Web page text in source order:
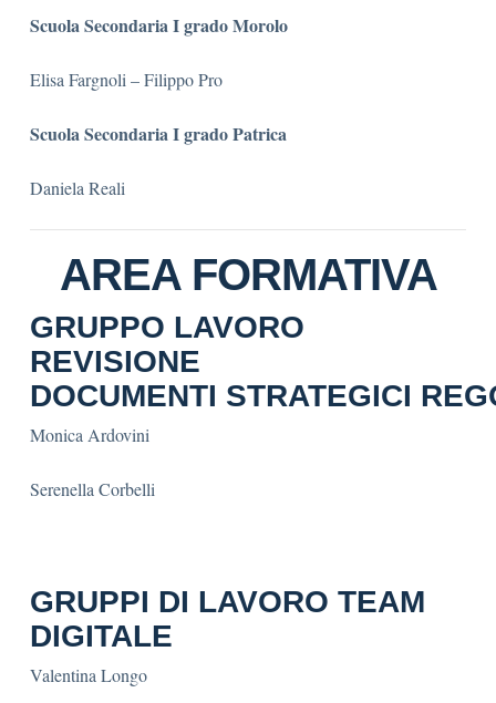
Scuola Secondaria I grado Morolo
Elisa Fargnoli – Filippo Pro
Scuola Secondaria I grado Patrica
Daniela Reali
AREA FORMATIVA
GRUPPO LAVORO
REVISIONE
DOCUMENTI STRATEGICI
Monica Ardovini
Serenella Corbelli
GRUPPI DI LAVORO TEAM
DIGITALE
Valentina Longo